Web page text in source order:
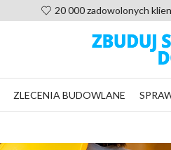
Pomoc po zakupie projektu,
ZLECENIA BUDOWLANE